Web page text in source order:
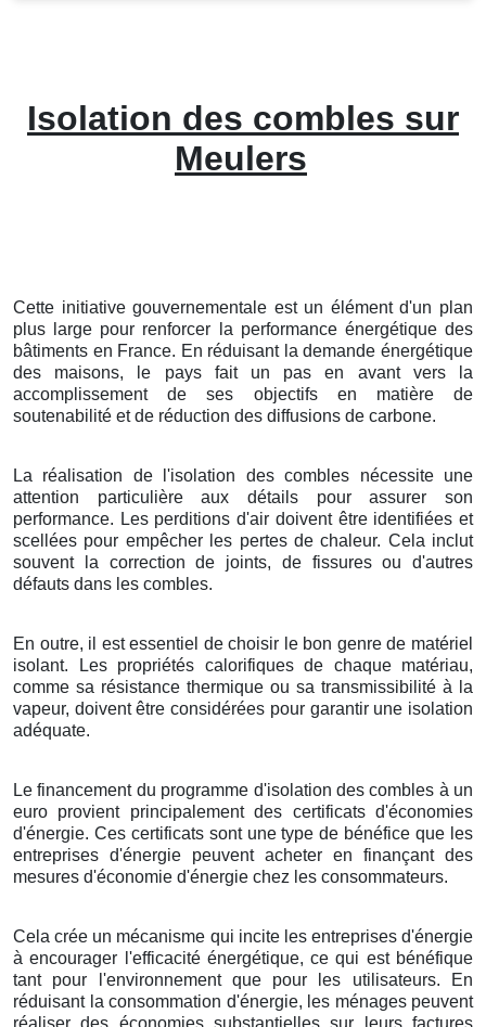
Isolation des combles sur
Meulers
Cette initiative gouvernementale est un élément d'un plan
plus large pour renforcer la performance énergétique des
bâtiments en France. En réduisant la demande énergétique
des maisons, le pays fait un pas en avant vers la
accomplissement de ses objectifs en matière de
soutenabilité et de réduction des diffusions de carbone.
La réalisation de l'isolation des combles nécessite une
attention particulière aux détails pour assurer son
performance. Les perditions d'air doivent être identifiées et
scellées pour empêcher les pertes de chaleur. Cela inclut
souvent la correction de joints, de fissures ou d'autres
défauts dans les combles.
En outre, il est essentiel de choisir le bon genre de matériel
isolant. Les propriétés calorifiques de chaque matériau,
comme sa résistance thermique ou sa transmissibilité à la
vapeur, doivent être considérées pour garantir une isolation
adéquate.
Le financement du programme d'isolation des combles à un
euro provient principalement des certificats d'économies
d'énergie. Ces certificats sont une type de bénéfice que les
entreprises d'énergie peuvent acheter en finançant des
mesures d'économie d'énergie chez les consommateurs.
Cela crée un mécanisme qui incite les entreprises d'énergie
à encourager l'efficacité énergétique, ce qui est bénéfique
tant pour l'environnement que pour les utilisateurs. En
réduisant la consommation d'énergie, les ménages peuvent
réaliser des économies substantielles sur leurs factures